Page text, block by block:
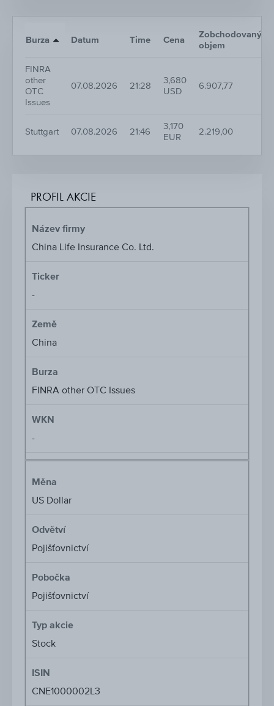
Burza Datum Time Cena
Zobchodovaný
objem
FINRA
other
OTC
Issues
07.08.2026 21:28
3,680
USD
6.907,77
Stuttgart 07.08.2026 21:46
3,170
EUR
2.219,00
PROFIL AKCIE
Název firmy
China Life Insurance Co. Ltd.
Ticker
-
Země
China
Burza
FINRA other OTC Issues
WKN
-
Měna
US Dollar
Odvětví
Pojišťovnictví
Pobočka
Pojišťovnictví
Typ akcie
Stock
ISIN
CNE1000002L3